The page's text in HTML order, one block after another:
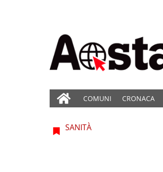
COMUNI CRONACA
SANITÀ